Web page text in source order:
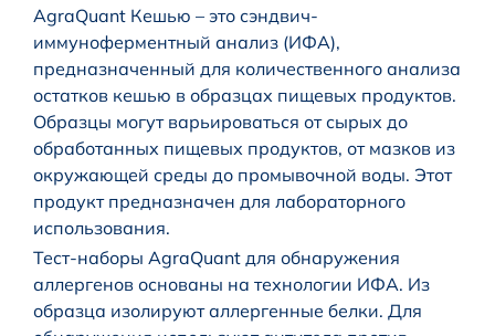
AgraQuant Кешью – это сэндвич-
иммуноферментный анализ (ИФА),
предназначенный для количественного анализа
остатков кешью в образцах пищевых продуктов.
Образцы могут варьироваться от сырых до
обработанных пищевых продуктов, от мазков из
окружающей среды до промывочной воды. Этот
продукт предназначен для лабораторного
использования.
Тест-наборы AgraQuant для обнаружения
аллергенов основаны на технологии ИФА. Из
образца изолируют аллергенные белки. Для